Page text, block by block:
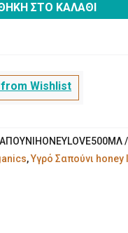
ΣΤΟ ΚΑΛΆΘΙ
from Wishlist
,Υγρό Σαπούνι honey